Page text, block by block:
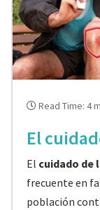
Read Time: 4
El
El cuidado de
frecuente en
población